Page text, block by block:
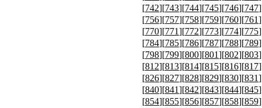
[742][743][744][745][746][747
[756][757][758][759][760][761
[770][771][772][773][774][775
[784][785][786][787][788][789
[798][799][800][801][802][803
[812][813][814][815][816][817
[826][827][828][829][830][831
[840][841][842][843][844][845
[854][855][856][857][858][859